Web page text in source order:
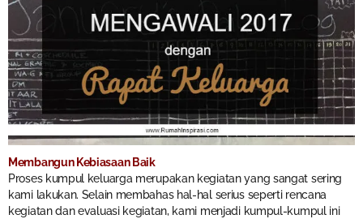
Membangun Kebiasaan Baik
Proses kumpul keluarga merupakan kegiatan yang sangat sering
kami lakukan. Selain membahas hal-hal serius seperti rencana
kegiatan dan evaluasi kegiatan, kami menjadi kumpul-kumpul ini